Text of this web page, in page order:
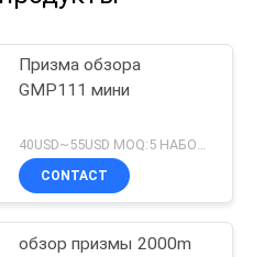
Призма обзора
GMP111 мини
40USD~55USD MOQ:5 НАБОРОВ
CONTACT
обзор призмы 2000m